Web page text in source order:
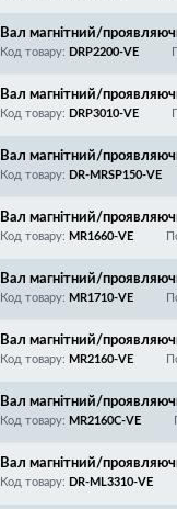
Вал магнітний/
6200, PD-201/PC-211/
Код товару: DRP2200-VE
Вал магнітний/
00/M7300/DL-420
Код товару: DRP3010-VE
Вал магнітний/
Код товару: DR-MRSP150-VE
Вал магнітний/
5/SCX-3200/3205/3207/
Код товару: MR1660-VE
Вал магнітний/
0/2850/2851/2855/
R/650/Tektronix/Xerox
9/3210/3215/3220/
Код товару: MR1710-VE
Вал магнітний/
s SL-M2020/2070/Xerox
Код товару: MR2160-VE
Вал магнітний/
s SL-M2020/2070/Xerox
Код товару: MR2160C-VE
Вал магнітний/
-4833/4835/5637/Xerox
Код товару: DR-ML3310-VE